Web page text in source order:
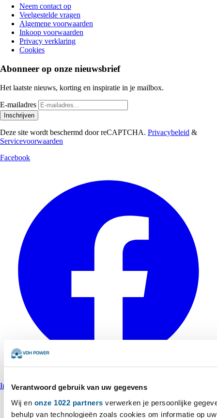
Verantwoord gebruik van uw gegevens
Wij en onze 1022 partners verwerken je persoonlijke
behulp van technologieën zoals cookies om informatie op
Neem contact op
Veelgestelde vragen
Algemene voorwaarden
Inkoop voorwaarden
Privacy verklaring
Cookies
Abonneer op onze nieuwsbrief
Het laatste nieuws, korting en inspiratie in je mailbox.
E-mailadres
Inschrijven
Deze site wordt beschermd door reCAPTCHA. Privacybeleid &
Servicevoorwaarden
Facebook
Instagram